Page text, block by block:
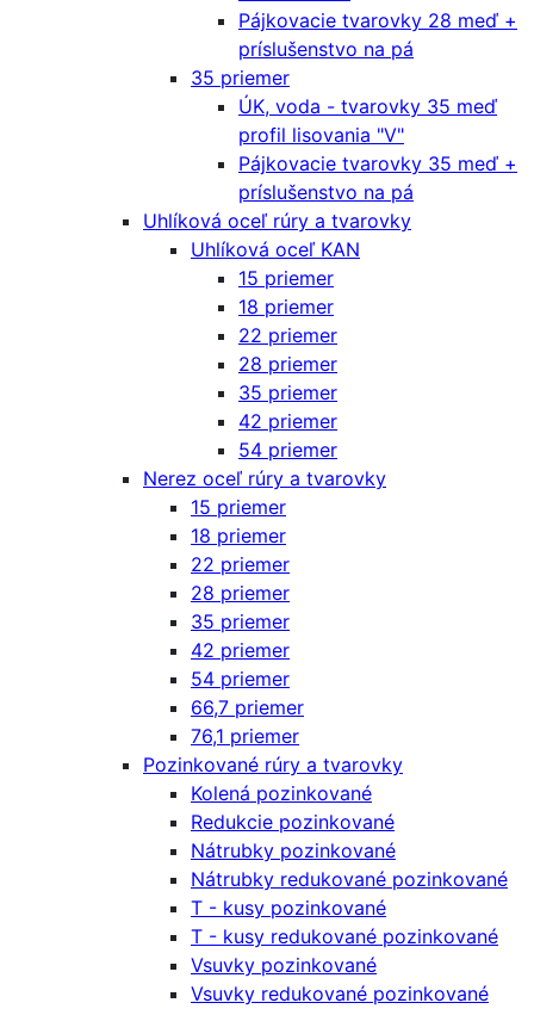
Pájkovacie tvarovky 28 meď +
príslušenstvo na pá
35 priemer
ÚK, voda - tvarovky 35 meď
profil lisovania "V"
Pájkovacie tvarovky 35 meď +
príslušenstvo na pá
Uhlíková oceľ rúry a tvarovky
Uhlíková oceľ KAN
15 priemer
18 priemer
22 priemer
28 priemer
35 priemer
42 priemer
54 priemer
Nerez oceľ rúry a tvarovky
15 priemer
18 priemer
22 priemer
28 priemer
35 priemer
42 priemer
54 priemer
66,7 priemer
76,1 priemer
Pozinkované rúry a tvarovky
Kolená pozinkované
Redukcie pozinkované
Nátrubky pozinkované
Nátrubky redukované pozinkované
T - kusy pozinkované
T - kusy redukované pozinkované
Vsuvky pozinkované
Vsuvky redukované pozinkované